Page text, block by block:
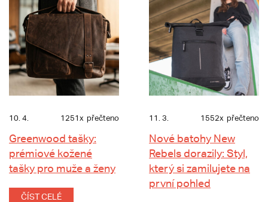
10. 4. 1251x přečteno
Greenwood tašky:
prémiové kožené
tašky pro muže a ženy
ČÍST CELÉ
11. 3. 1552x přečteno
Nové batohy New
Rebels dorazily: Styl,
který si zamilujete na
první pohled